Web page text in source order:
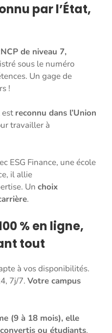
par l’État,
de niveau 7,
sous le numéro
Un gage de
!
est reconnu dans l’Union
travailler à
ESG Finance, une école
il allie
Un choix
.
% en ligne,
tout
à vos disponibilités.
7j/7. Votre campus
(9 à 18 mois), elle
ou étudiants.